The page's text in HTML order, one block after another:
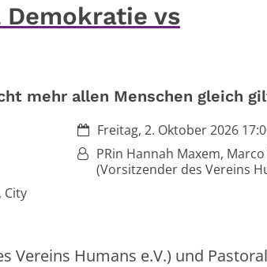
vs
mehr allen Menschen gleich
Datum:Freitag, 2. Oktober 2026
Von:PRin Hannah Maxem,
(Vorsitzender des Vereins
City
Vereins Humans e.V.) und